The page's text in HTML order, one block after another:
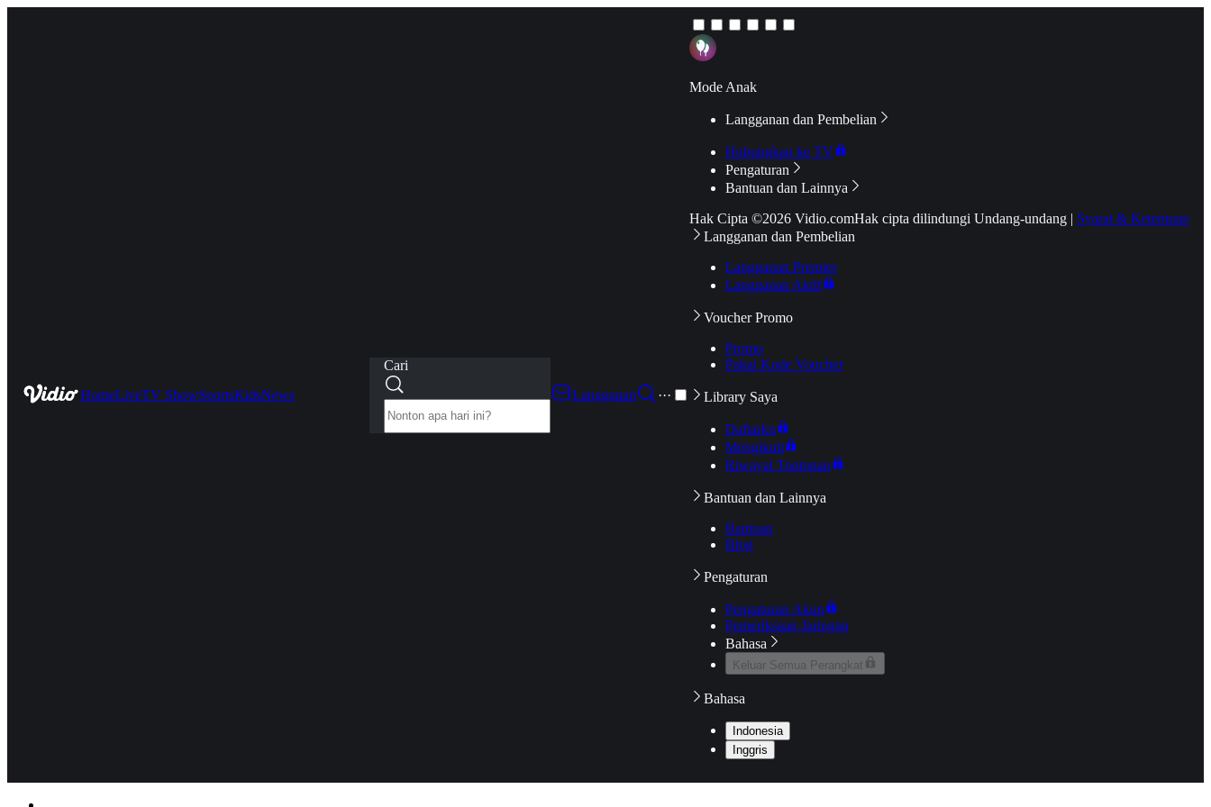
HomeLiveTV ShowSportsKidsNews
Cari
Langganan
···
Mode Anak
Langganan dan Pembelian
Hubungkan ke TV
Pengaturan
Bantuan dan Lainnya
Hak Cipta ©2026 Vidio.comHak cipta dilindungi Undang-undang | Syarat & Ketentuan
Langganan dan Pembelian
Langganan Premier
Langganan Aktif
Voucher Promo
Promo
Pakai Kode Voucher
Library Saya
Daftarku
Mengikuti
Riwayat Tontonan
Bantuan dan Lainnya
Bantuan
Blog
Pengaturan
Pengaturan Akun
Pemeriksaan Jaringan
Bahasa
Keluar Semua Perangkat
Bahasa
Indonesia
Inggris